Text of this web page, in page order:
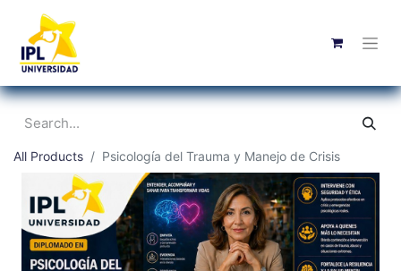
All Products Psicología del Trauma y Manejo de Crisis